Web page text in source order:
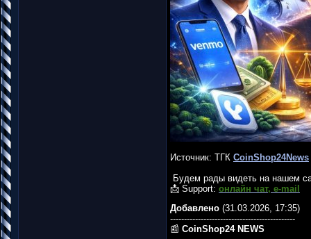
Источник: ТГК CoinShop24News
Будем рады видеть на нашем
📩 Support: онлайн чат, e-mail
Добавлено (31.03.2026, 17:35)
---------------------------------------------
📰 CoinShop24 NEWS